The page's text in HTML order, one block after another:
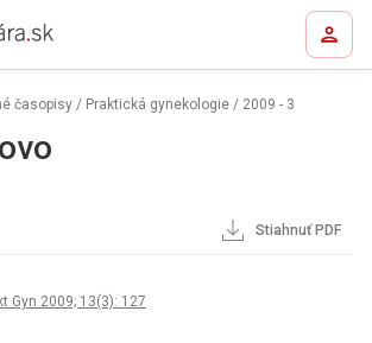
časopisy / Praktická gynekologie / 2009 - 3
Stiahnuť PDF
Gyn 2009; 13(3): 127